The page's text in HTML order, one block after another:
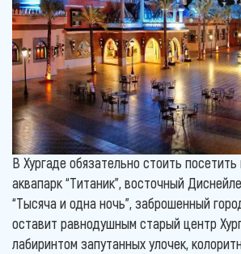
В Хургаде обязательно стоить
аквапарк “Титаник”, восточный
“Тысяча и одна ночь”, заброшенный
оставит равнодушным старый центр
лабиринтом запутанных улочек,